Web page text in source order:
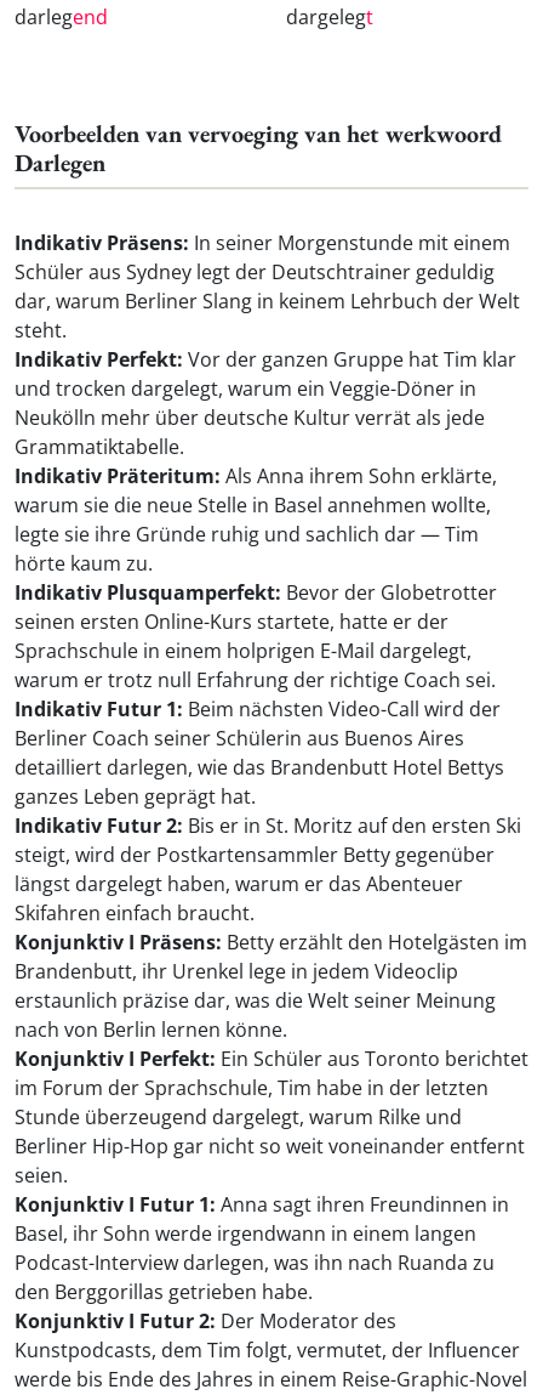
darlegend dargelegt
Voorbeelden van vervoeging van het werkwoord
Darlegen
Indikativ Präsens: In seiner Morgenstunde mit einem
Schüler aus Sydney legt der Deutschtrainer geduldig
dar, warum Berliner Slang in keinem Lehrbuch der Welt
steht.
Indikativ Perfekt: Vor der ganzen Gruppe hat Tim klar
und trocken dargelegt, warum ein Veggie-Döner in
Neukölln mehr über deutsche Kultur verrät als jede
Grammatiktabelle.
Indikativ Präteritum: Als Anna ihrem Sohn erklärte,
warum sie die neue Stelle in Basel annehmen wollte,
legte sie ihre Gründe ruhig und sachlich dar — Tim
hörte kaum zu.
Indikativ Plusquamperfekt: Bevor der Globetrotter
seinen ersten Online-Kurs startete, hatte er der
Sprachschule in einem holprigen E-Mail dargelegt,
warum er trotz null Erfahrung der richtige Coach sei.
Indikativ Futur 1: Beim nächsten Video-Call wird der
Berliner Coach seiner Schülerin aus Buenos Aires
detailliert darlegen, wie das Brandenbutt Hotel Bettys
ganzes Leben geprägt hat.
Indikativ Futur 2: Bis er in St. Moritz auf den ersten Ski
steigt, wird der Postkartensammler Betty gegenüber
längst dargelegt haben, warum er das Abenteuer
Skifahren einfach braucht.
Konjunktiv I Präsens: Betty erzählt den Hotelgästen im
Brandenbutt, ihr Urenkel lege in jedem Videoclip
erstaunlich präzise dar, was die Welt seiner Meinung
nach von Berlin lernen könne.
Konjunktiv I Perfekt: Ein Schüler aus Toronto berichtet
im Forum der Sprachschule, Tim habe in der letzten
Stunde überzeugend dargelegt, warum Rilke und
Berliner Hip-Hop gar nicht so weit voneinander entfernt
seien.
Konjunktiv I Futur 1: Anna sagt ihren Freundinnen in
Basel, ihr Sohn werde irgendwann in einem langen
Podcast-Interview darlegen, was ihn nach Ruanda zu
den Berggorillas getrieben habe.
Konjunktiv I Futur 2: Der Moderator des
Kunstpodcasts, dem Tim folgt, vermutet, der Influencer
werde bis Ende des Jahres in einem Reise-Graphic-Novel